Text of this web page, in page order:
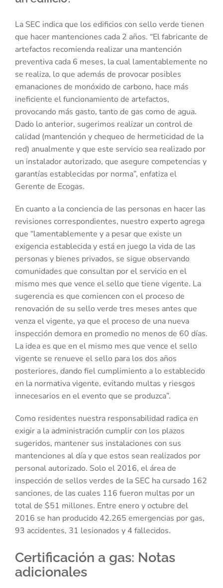
La SEC indica que los edificios con sello verde tienen
que hacer mantenciones cada 2 años. “El fabricante de
artefactos recomienda realizar una mantención
preventiva cada 6 meses, la cual lamentablemente no
se realiza, lo que además de provocar posibles
emanaciones de monóxido de carbono, hace más
ineficiente el funcionamiento de artefactos,
provocando más gasto, tanto de gas como de agua.
Dado lo anterior, sugerimos realizar un control de
calidad (mantención y chequeo de hermeticidad de la
red) anualmente y que este servicio sea realizado por
un instalador autorizado, que asegure competencias y
garantías establecidas por norma”, enfatiza el
Gerente de Ecogas.
En cuanto a la conciencia de las personas en hacer las
revisiones correspondientes, nuestro experto agrega
que “lamentablemente y a pesar que existe un
exigencia establecida y está en juego la vida de las
personas y bienes privados, se sigue observando
comunidades que consultan por el servicio en el
mismo mes que vence el sello que tiene vigente. La
sugerencia es que comiencen con el proceso de
renovación de su sello verde tres meses antes que
venza el vigente, ya que el proceso de una nueva
inspección demora en promedio no menos de 60 días.
La idea es que en el mismo mes que vence el sello
vigente se renueve el sello para los dos años
posteriores, dando fiel cumplimiento a lo establecido
en la normativa vigente, evitando multas y riesgos
innecesarios en el evento que se produzca”.
Como residentes nuestra responsabilidad radica en
exigir a la administración cumplir con los plazos
sugeridos, mantener sus instalaciones con sus
mantenciones al día y que estos sean realizados por
personal autorizado. Solo el 2016, el área de
inspección de sellos verdes de la SEC ha cursado 162
sanciones, de las cuales 116 fueron multas por un
total de $51 millones. Entre enero y octubre del
2016 se han producido 42.265 emergencias por gas,
93 accidentes, 31 lesionados y 4 fallecidos.
Certificación a gas: Notas
adicionales